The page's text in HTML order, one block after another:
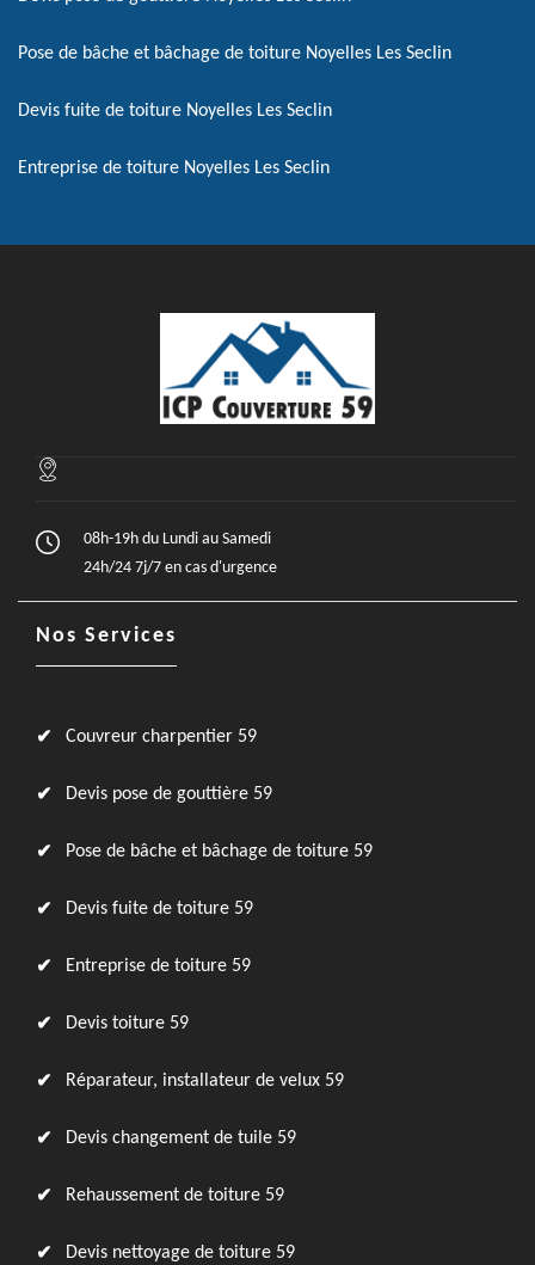
Pose de bâche et bâchage de toiture Noyelles Les Seclin
Devis fuite de toiture Noyelles Les Seclin
Entreprise de toiture Noyelles Les Seclin
08h-19h du Lundi au Samedi
24h/24 7j/7 en cas d'urgence
Nos Services
Couvreur charpentier 59
Devis pose de gouttière 59
Pose de bâche et bâchage de toiture 59
Devis fuite de toiture 59
Entreprise de toiture 59
Devis toiture 59
Réparateur, installateur de velux 59
Devis changement de tuile 59
Rehaussement de toiture 59
Devis nettoyage de toiture 59